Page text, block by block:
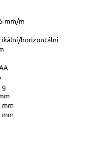
mm/m
horizontální
g
mm
mm